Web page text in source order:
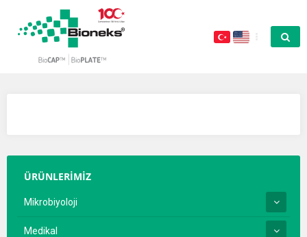
ÜRÜNLERİMİZ
Mikrobiyoloji
Medikal